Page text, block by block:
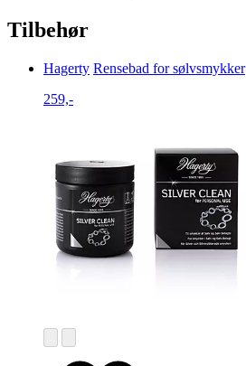
Tilbehør
Hagerty Rensebad for sølvsmykker
259,-